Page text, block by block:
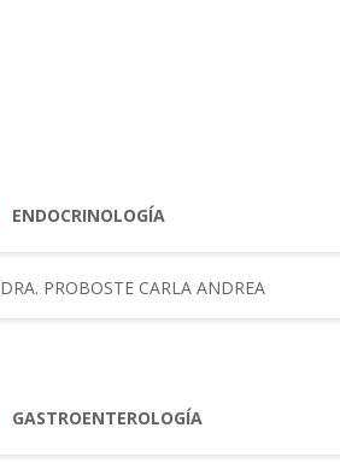
ENDOCRINOLOGÍA
DRA. PROBOSTE CARLA ANDREA
GASTROENTEROLOGÍA